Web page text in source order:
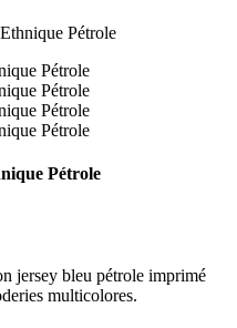
Pétrole
Pétrole
jersey bleu pétrole imprimé
multicolores.